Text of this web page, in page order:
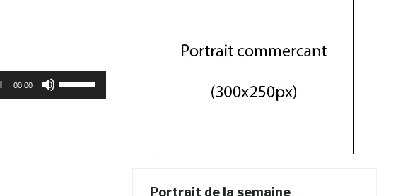
00:00
Utilisez
les
Portrait de la semaine